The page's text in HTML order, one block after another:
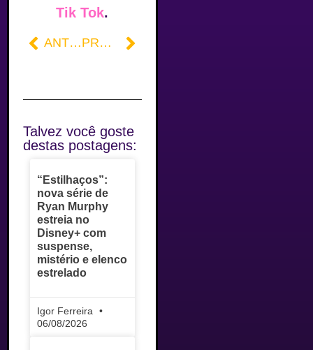
Tik Tok.
ANTERIOR PRÓXIMO
Talvez você goste
destas postagens:
“Estilhaços”:
nova série de
Ryan Murphy
estreia no
Disney+ com
suspense,
mistério e elenco
estrelado
Igor Ferreira
06/08/2026